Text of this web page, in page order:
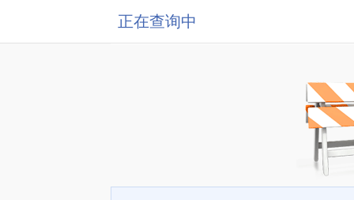
正在查询中